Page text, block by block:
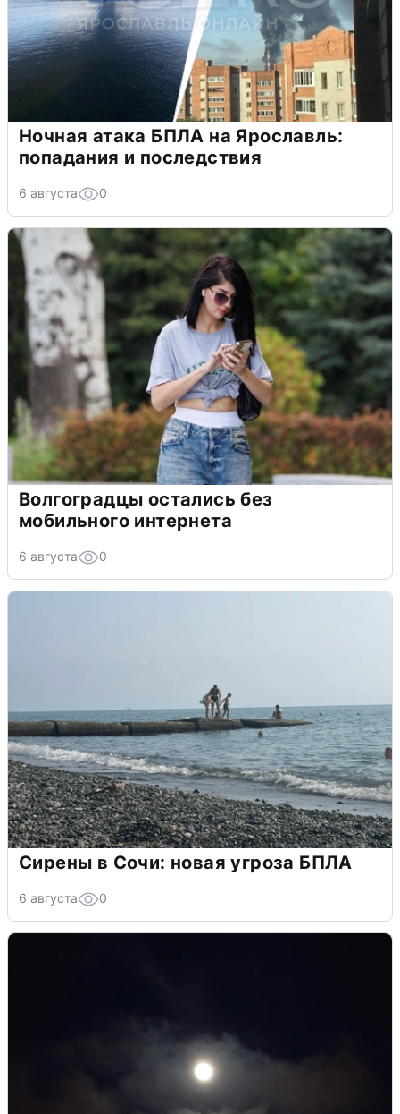
Ночная атака БПЛА на Ярославль:
попадания и последствия
6 августа 0
Волгоградцы остались без
мобильного интернета
6 августа 0
Сирены в Сочи: новая угроза БПЛА
6 августа 0